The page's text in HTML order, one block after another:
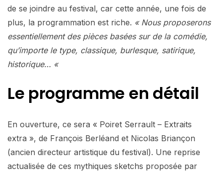
de se joindre au festival, car cette année, une fois de
plus, la programmation est riche. « Nous proposerons
essentiellement des pièces basées sur de la comédie,
qu’importe le type, classique, burlesque, satirique,
historique… «
Le programme en détail
En ouverture, ce sera « Poiret Serrault – Extraits
extra », de François Berléand et Nicolas Briançon
(ancien directeur artistique du festival). Une reprise
actualisée de ces mythiques sketchs proposée par